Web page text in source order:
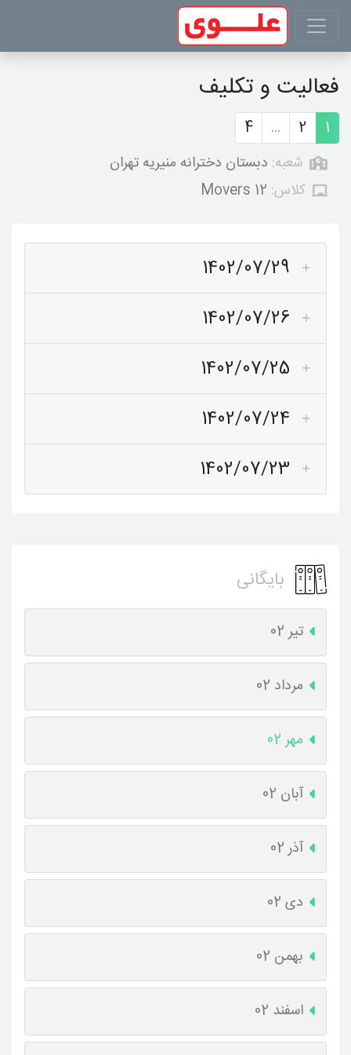
فعالیت و تکلیف
1
2
...
4
شعبه: دبستان دخترانه منیریه تهران
کلاس: Movers 12
1402/07/29
1402/07/26
1402/07/25
1402/07/24
1402/07/23
بایگانی
تیر 02
مرداد 02
مهر 02
آبان 02
آذر 02
دی 02
بهمن 02
اسفند 02